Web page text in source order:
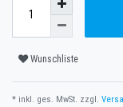
Wunschliste
* inkl. ges. MwSt. zzgl.